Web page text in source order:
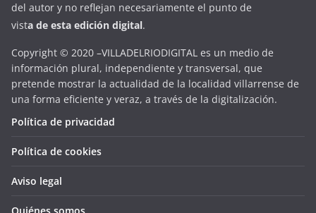
del autor y no reflejan necesariamente el punto de
vista de esta edición digital.
Copyright © 2020 –VILLADELRIODIGITAL es un medio de
información plural, independiente y transversal, que
pretende mostrar la actualidad de la localidad villarrense de
una forma eficiente y veraz, a través de la digitalización.
Política de privacidad
Política de cookies
Aviso legal